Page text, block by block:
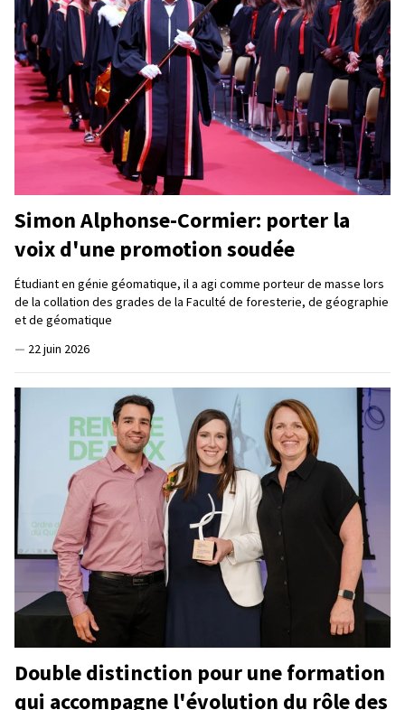
Simon Alphonse-Cormier: porter la
voix d'une promotion soudée
Étudiant en génie géomatique, il a agi comme porteur de masse lors
de la collation des grades de la Faculté de foresterie, de géographie
et de géomatique
— 22 juin 2026
Double distinction pour une formation
qui accompagne l'évolution du rôle des